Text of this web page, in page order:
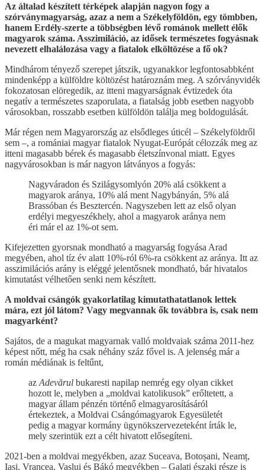
Az általad készített térképek alapján nagyon fogy a
szórványmagyarság, azaz a nem a Székelyföldön, egy tömbben,
hanem Erdély-szerte a többségben lévő románok mellett élők
magyarok száma. Asszimiláció, az idősek természetes fogyásnak
nevezett elhalálozása vagy a fiatalok elköltözése a fő ok?
Mindhárom tényező szerepet játszik, ugyanakkor legfontosabbként
mindenképp a külföldre költözést határoznám meg. A szórványvidék
fokozatosan elöregedik, az itteni magyarságnak évtizedek óta
negatív a természetes szaporulata, a fiatalság jobb esetben nagyobb
városokban, rosszabb esetben külföldön találja meg boldogulását.
Már régen nem Magyarország az elsődleges úticél – Székelyföldről
sem –, a romániai magyar fiatalok Nyugat-Európát célozzák meg az
itteni magasabb bérek és magasabb életszínvonal miatt. Egyes
nagyvárosokban is már nagyon látványos a fogyás:
Nagyváradon és Szilágysomlyón 20% alá csökkent a
magyarok aránya, 10% alá ment Nagybányán, 5% alá
Brassóban és Besztercén. Nagyszeben lett az első olyan
erdélyi megyeszékhely, ahol a magyarok aránya nem
éri már el az 1%-ot sem.
Kifejezetten gyorsnak mondható a magyarság fogyása Arad
megyében, ahol tíz év alatt 10%-ról 6%-ra csökkent az aránya. Itt az
asszimilációs arány is eléggé jelentősnek mondható, bár hivatalos
kimutatást vélhetően senki nem készített.
A moldvai csángók gyakorlatilag kimutathatatlanok lettek
mára, ezt jól látom? Vagy megvannak ők továbbra is, csak nem
magyarként?
Sajátos, de a magukat magyarnak valló moldvaiak száma 2011-hez
képest nőtt, még ha csak néhány száz fővel is. A jelenség már a
román médiának is feltűnt,
az Adevărul bukaresti napilap nemrég egy olyan cikket
hozott le, melyben a „moldvai katolikusok” erőltetett, a
magyar állam pénzén történő elmagyarosításáról
értekeztek, a Moldvai Csángómagyarok Egyesületét
pedig a magyar kormány ügynökszervezeteként írták le,
mely szerintük ezt a célt hivatott elősegíteni.
2021-ben a moldvai megyékben, azaz Suceava, Botoșani, Neamț,
Iași, Vrancea, Vaslui és Bákó megyékben – Galați északi része is